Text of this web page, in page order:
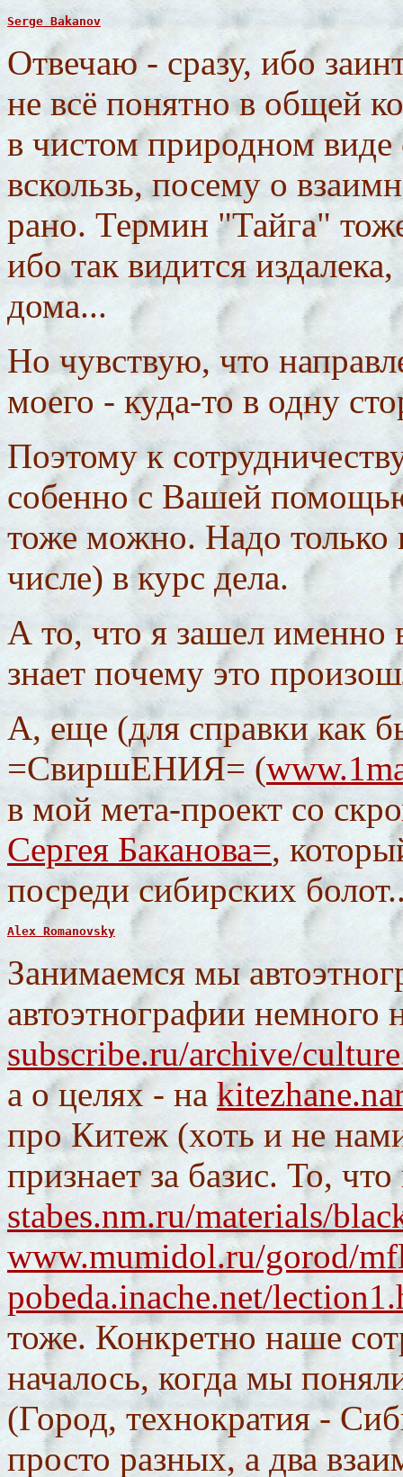
Serge Bakanov
Отвечаю - сразу, ибо
не всё понятно в общей
в чистом природном виде
вскользь, посему о
рано. Термин "Тайга"
ибо так видится
дома...
Но чувствую, что
моего - куда-то в одну
Поэтому к
собенно с Вашей
тоже можно. Надо только
числе) в курс дела.
А то, что я зашел именно
знает почему это
А, еще (для справки как
=СвиршЕНИЯ= (
в мой мета-проект со
Сергея Баканова=,
посреди сибирских
Alex Romanovsky
Занимаемся мы
автоэтнографии немного
subscribe.ru/archive/
а о целях - на
про Китеж (хоть и не
признает за базис. То,
stabes.nm.ru/materials/
www.mumidol.ru/gorod/
pobeda.inache.net/
тоже. Конкретно наше
началось, когда мы
(Город, технократия -
просто разных, а два